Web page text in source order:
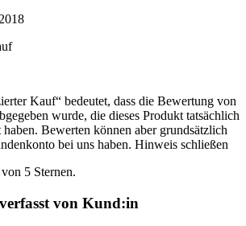
Kauf“ bedeutet, dass die Bewertung von
wurde, die dieses Produkt tatsächlich
Bewerten können aber grundsätzlich
bei uns haben. Hinweis schließen
5 Sternen.
von Kund:in